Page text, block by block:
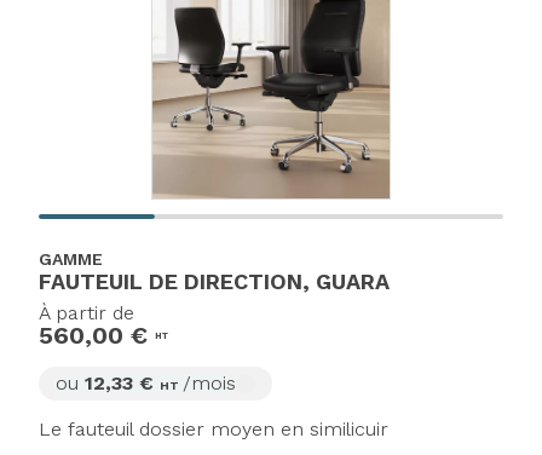
GAMME
FAUTEUIL DE DIRECTION, GUARA
À partir de
560,00 € HT
ou 12,33 € HT /mois
Le fauteuil dossier moyen en similicuir